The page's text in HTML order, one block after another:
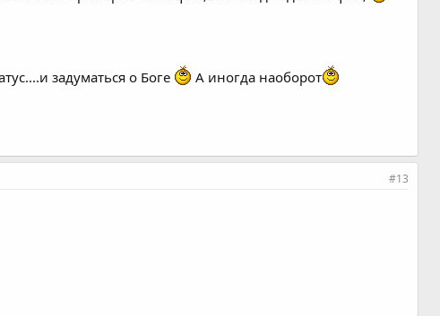
задуматься о Боге
А иногда наоборот
#13